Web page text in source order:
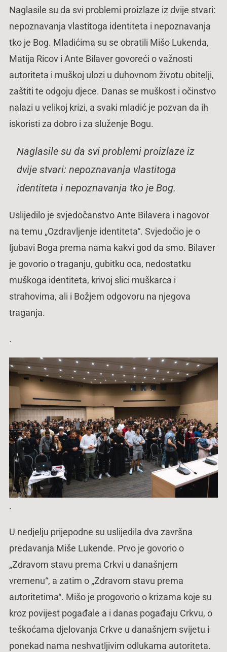
Naglasile su da svi problemi proizlaze iz dvije stvari:
nepoznavanja vlastitoga identiteta i nepoznavanja
tko je Bog. Mladićima su se obratili Mišo Lukenda,
Matija Ricov i Ante Bilaver govoreći o važnosti
autoriteta i muškoj ulozi u duhovnom životu obitelji,
zaštiti te odgoju djece. Danas se muškost i očinstvo
nalazi u velikoj krizi, a svaki mladić je pozvan da ih
iskoristi za dobro i za služenje Bogu.
Naglasile su da svi problemi proizlaze iz
dvije stvari: nepoznavanja vlastitoga
identiteta i nepoznavanja tko je Bog.
Uslijedilo je svjedočanstvo Ante Bilavera i nagovor
na temu „Ozdravljenje identiteta“. Svjedočio je o
ljubavi Boga prema nama kakvi god da smo. Bilaver
je govorio o traganju, gubitku oca, nedostatku
muškoga identiteta, krivoj slici muškarca i
strahovima, ali i Božjem odgovoru na njegova
traganja.
.
.
U nedjelju prijepodne su uslijedila dva završna
predavanja Miše Lukende. Prvo je govorio o
„Zdravom stavu prema Crkvi u današnjem
vremenu“, a zatim o „Zdravom stavu prema
autoritetima“. Mišo je progovorio o krizama koje su
kroz povijest pogađale a i danas pogađaju Crkvu, o
teškoćama djelovanja Crkve u današnjem svijetu i
ponekad nama neshvatljivim odlukama autoriteta.